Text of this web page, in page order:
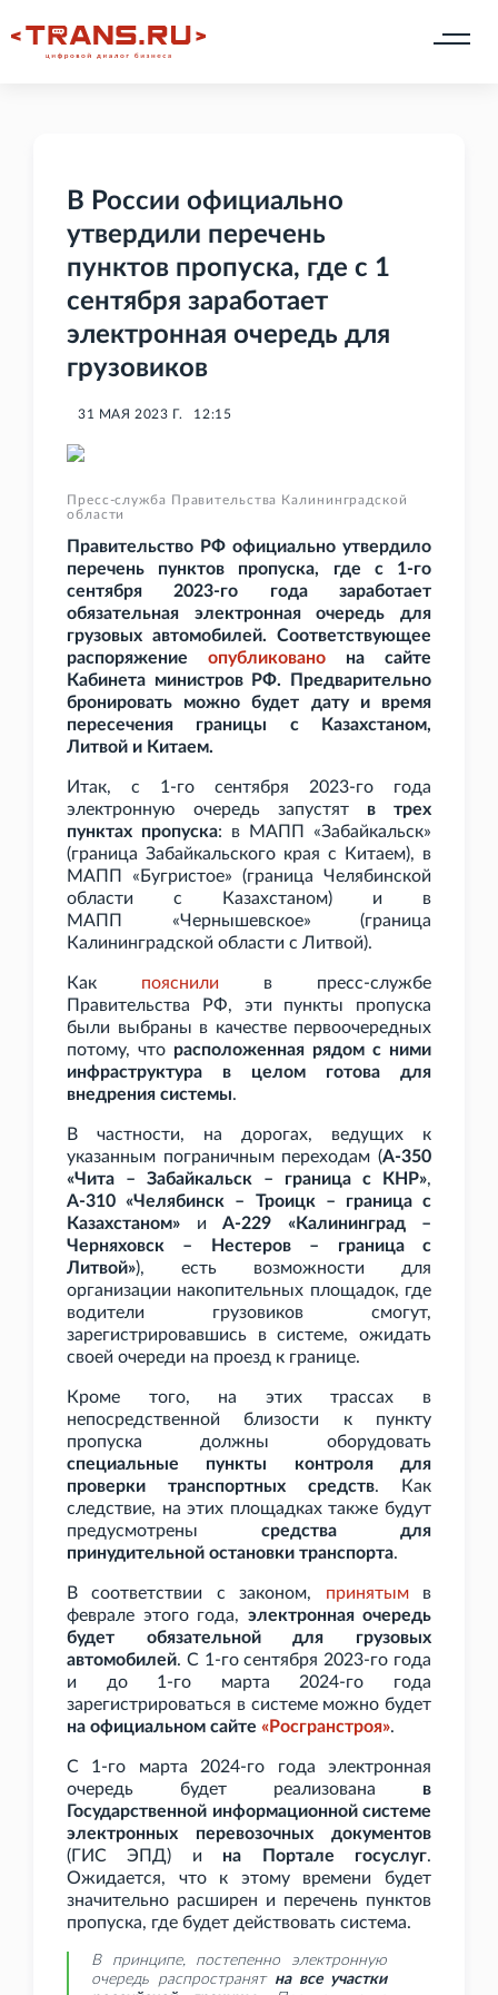
В России официально
утвердили перечень
пунктов пропуска, где с 1
сентября заработает
электронная очередь для
грузовиков
31 МАЯ 2023 Г. 12:15
Пресс-служба Правительства Калининградской
области
Правительство РФ официально утвердило
перечень пунктов пропуска, где с 1-го
сентября 2023-го года заработает
обязательная электронная очередь для
грузовых автомобилей. Соответствующее
распоряжение опубликовано на сайте
Кабинета министров РФ. Предварительно
бронировать можно будет дату и время
пересечения границы с Казахстаном,
Литвой и Китаем.
Итак, с 1-го сентября 2023-го года
электронную очередь запустят в трех
пунктах пропуска: в МАПП
«Забайкальск»
(граница Забайкальского края с Китаем), в
МАПП
«Бугристое» (граница Челябинской
области с Казахстаном) и в
МАПП
«Чернышевское» (граница
Калининградской области с Литвой).
Как пояснили в пресс-службе
Правительства
РФ, эти пункты пропуска
были выбраны в качестве первоочередных
потому, что расположенная рядом с ними
инфраструктура в целом готова для
внедрения системы.
В частности, на дорогах, ведущих к
указанным пограничным переходам (А-350
«Чита – Забайкальск – граница с КНР»,
А-310 «Челябинск – Троицк – граница с
Казахстаном» и А-229 «Калининград –
Черняховск – Нестеров – граница с
Литвой»), есть возможности для
организации накопительных площадок, где
водители грузовиков смогут,
зарегистрировавшись в системе, ожидать
своей очереди на проезд к границе.
Кроме того, на этих трассах в
непосредственной близости к пункту
пропуска должны оборудовать
специальные пункты контроля для
проверки транспортных средств. Как
следствие, на этих площадках также будут
предусмотрены средства для
принудительной остановки транспорта.
В соответствии с законом, принятымв
феврале этого года, электронная очередь
будет обязательной для грузовых
автомобилей. С 1-го сентября 2023-го года
и до 1-го марта 2024-го года
зарегистрироваться в системе можно будет
на официальном сайте «Росгранстроя».
С 1-го марта 2024-го года электронная
очередь будет реализована в
Государственной информационной системе
электронных перевозочных документов
(ГИС ЭПД) и на Портале госуслуг.
Ожидается, что к этому времени будет
значительно расширен и перечень пунктов
пропуска, где будет действовать система.
В принципе, постепенно электронную
очередь распространят на все участки